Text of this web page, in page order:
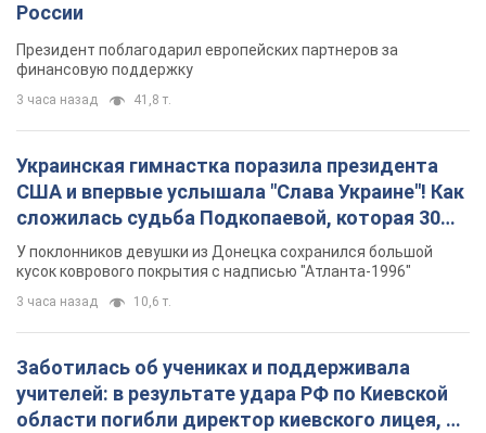
России
Президент поблагодарил европейских партнеров за
финансовую поддержку
3 часа назад 41,8 т.
Украинская гимнастка поразила президента
США и впервые услышала "Слава Украине"! Как
сложилась судьба Подкопаевой, которая 30
лет назад завоевала "золото" Олимпиады
У поклонников девушки из Донецка сохранился большой
кусок коврового покрытия с надписью "Атланта-1996"
3 часа назад 10,6 т.
Заботилась об учениках и поддерживала
учителей: в результате удара РФ по Киевской
области погибли директор киевского лицея, её